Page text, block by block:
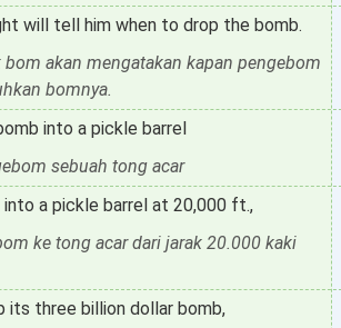
will tell him when to drop the bomb.
akan mengatakan kapan pengebom
bomnya.
into a pickle barrel
sebuah tong acar
into a pickle barrel at 20,000 ft.,
ke tong acar dari jarak 20.000 kaki
its three billion dollar bomb,